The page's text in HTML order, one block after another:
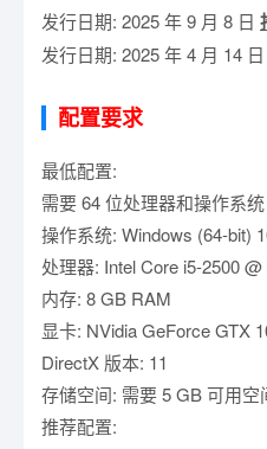
发行日期: 2025 年 9 月 8 日
发行日期: 2025 年 4 月 14 日
配置要求
最低配置:
需要 64 位处理器和操作系统
操作系统: Windows (64-bit)
处理器: Intel Core i5-2500
内存: 8 GB RAM
显卡: NVidia GeForce GTX
DirectX 版本: 11
存储空间: 需要 5 GB 可用空
推荐配置: